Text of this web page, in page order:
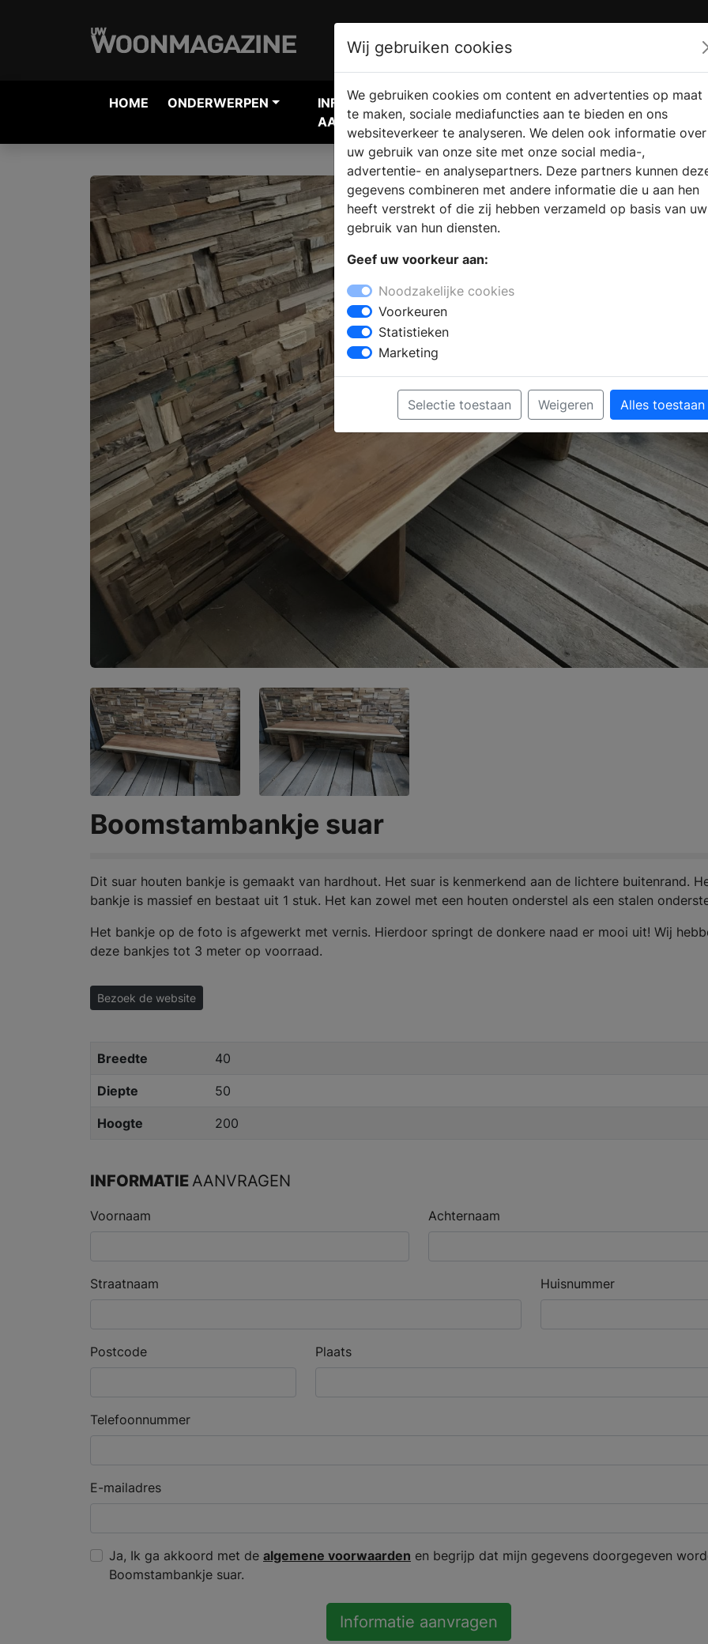
HOME ONDERWERPEN
INFORMATIE
AANVRAGEN
VERKOOPLOCATIE
VINDEN
WEBSHOP
Boomstambankje suar
Dit suar houten bankje is gemaakt van hardhout. Het suar is kenmerkend aan de lichtere buitenrand.
bankje is massief en bestaat uit 1 stuk. Het kan zowel met een houten onderstel als een stalen
Het bankje op de foto is afgewerkt met vernis. Hierdoor springt de donkere naad er mooi uit! Wij
deze bankjes tot 3 meter op voorraad.
Bezoek de website
Breedte 40
Diepte 50
Hoogte 200
INFORMATIEAANVRAGEN
Voornaam Achternaam
Straatnaam Huisnummer
Postcode Plaats
Telefoonnummer
E-mailadres
Ja, Ik ga akkoord met de algemene voorwaarden en begrijp dat mijn gegevens doorgegeven
Boomstambankje suar.
Informatie aanvragen
Wij gebruiken cookies
We gebruiken cookies om content en advertenties op maat
te maken, sociale mediafuncties aan te bieden en ons
websiteverkeer te analyseren. We delen ook informatie over
uw gebruik van onze site met onze social media-,
advertentie- en analysepartners. Deze partners kunnen
gegevens combineren met andere informatie die u aan hen
heeft verstrekt of die zij hebben verzameld op basis van uw
gebruik van hun diensten.
Geef uw voorkeur aan:
Noodzakelijke cookies
Voorkeuren
Statistieken
Marketing
Selectie toestaan Weigeren Alles toestaan